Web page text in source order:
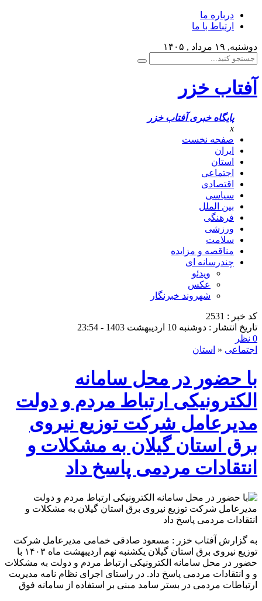
درباره ما
ارتباط با ما
دوشنبه, ۱۹ مرداد , ۱۴۰۵
آفتاب خزر
پایگاه خبری آفتاب خزر
x
صفحه نخست
ایران
استان
اجتماعی
اقتصادی
سیاسی
بین الملل
فرهنگی
ورزشی
سلامت
مناقصه و مزایده
چندرسانه ای
ویدئو
عکس
شهروند خبرنگار
کد خبر : 2531
تاریخ انتشار : دوشنبه 10 اردیبهشت 1403 - 23:54
0 نظر
اجتماعی « استان
با حضور در محل سامانه
الکترونیکی ارتباط مردم و دولت
مدیرعامل شركت توزیع نیروی
برق استان گیلان به مشكلات و
انتقادات مردمی پاسخ داد
به گزارش آفتاب خزر : مسعود صادقی خمامی مدیرعامل شرکت
توزیع نیروی برق استان گیلان یکشنبه نهم اردیبهشت ماه ۱۴۰۳ با
حضور در محل سامانه الکترونیکی ارتباط مردم و دولت به مشکلات
و و انتقادات مردمی پاسخ داد. در راستای اجرای نظام نامه مدیریت
ارتباطات مردمی در بستر سامد مبنی بر استفاده از سامانه فوق